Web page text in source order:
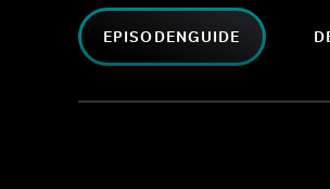
EPISODENGUIDE